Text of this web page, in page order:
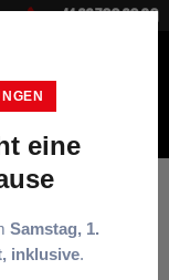
+41 22 700 20 30
eine
Samstag, 1.
inklusive.